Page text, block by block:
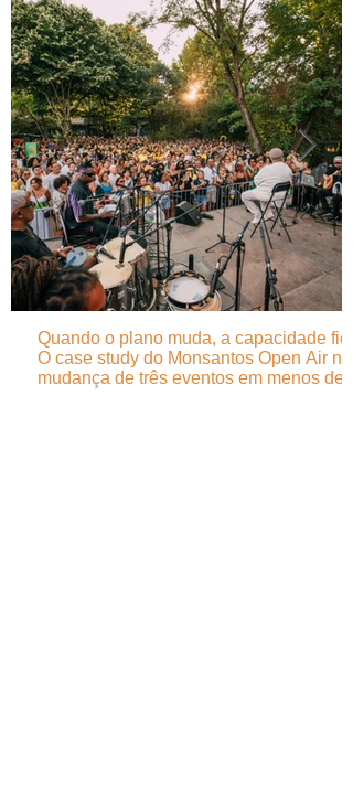
Quando o plano muda, a capacidade fica
O case study do Monsantos Open Air na
mudança de três eventos em menos de